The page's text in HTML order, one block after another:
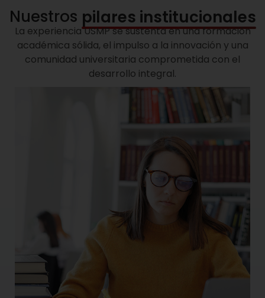
Nuestros pilares institucionales
La experiencia USMP se sustenta en una formación
académica sólida, el impulso a la innovación y una
comunidad universitaria comprometida con el
desarrollo integral.